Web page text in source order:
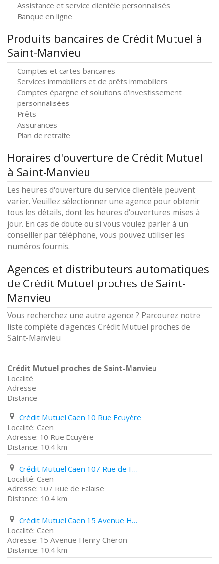
Assistance et service clientèle personnalisés
Banque en ligne
Produits bancaires de Crédit Mutuel à
Saint-Manvieu
Comptes et cartes bancaires
Services immobiliers et de prêts immobiliers
Comptes épargne et solutions d'investissement
personnalisées
Prêts
Assurances
Plan de retraite
Horaires d'ouverture de Crédit Mutuel
à Saint-Manvieu
Les heures d'ouverture du service clientèle peuvent
varier. Veuillez sélectionner une agence pour obtenir
tous les détails, dont les heures d'ouvertures mises à
jour. En cas de doute ou si vous voulez parler à un
conseiller par téléphone, vous pouvez utiliser les
numéros fournis.
Agences et distributeurs automatiques
de Crédit Mutuel proches de Saint-
Manvieu
Vous recherchez une autre agence ? Parcourez notre
liste complète d'agences Crédit Mutuel proches de
Saint-Manvieu
Crédit Mutuel proches de Saint-Manvieu
Localité
Adresse
Distance
Crédit Mutuel Caen 10 Rue Ecuyère
Caen
10 Rue Ecuyère
10.4 km
Crédit Mutuel Caen 107 Rue de Falaise
Caen
107 Rue de Falaise
10.4 km
Crédit Mutuel Caen 15 Avenue Henry Chéron
Caen
15 Avenue Henry Chéron
10.4 km